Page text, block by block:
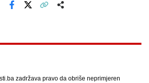
zadržava pravo da obriše neprimjeren